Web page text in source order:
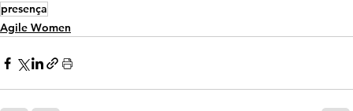
presença
Agile Women